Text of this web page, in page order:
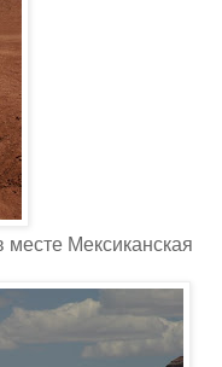
месте Мексиканская